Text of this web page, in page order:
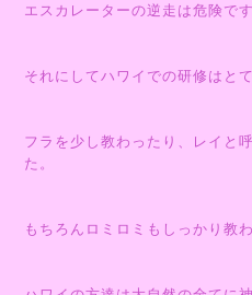
エスカレーターの逆走は危険です
それにしてハワイでの研修はと
フラを少し教わったり、レイと
た。
もちろんロミロミもしっかり教